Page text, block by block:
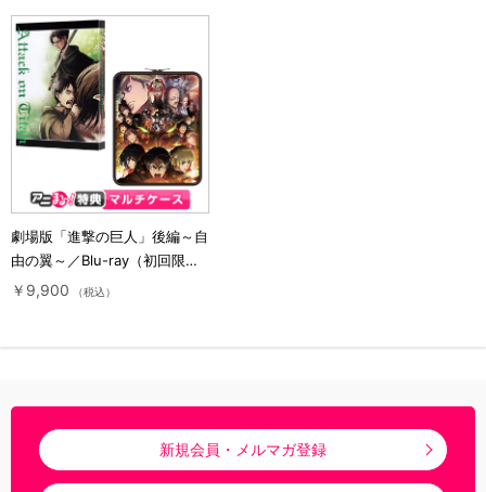
劇場版「進撃の巨人」後編～自
由の翼～／Blu-ray（初回限定
版・アニまるっ！オリジナル特
￥9,900 （税込）
新規会員・メルマガ登録